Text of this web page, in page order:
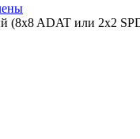
(8x8 ADAT или 2x2